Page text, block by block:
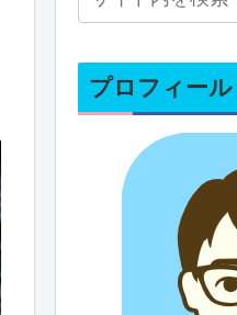
プロフィール